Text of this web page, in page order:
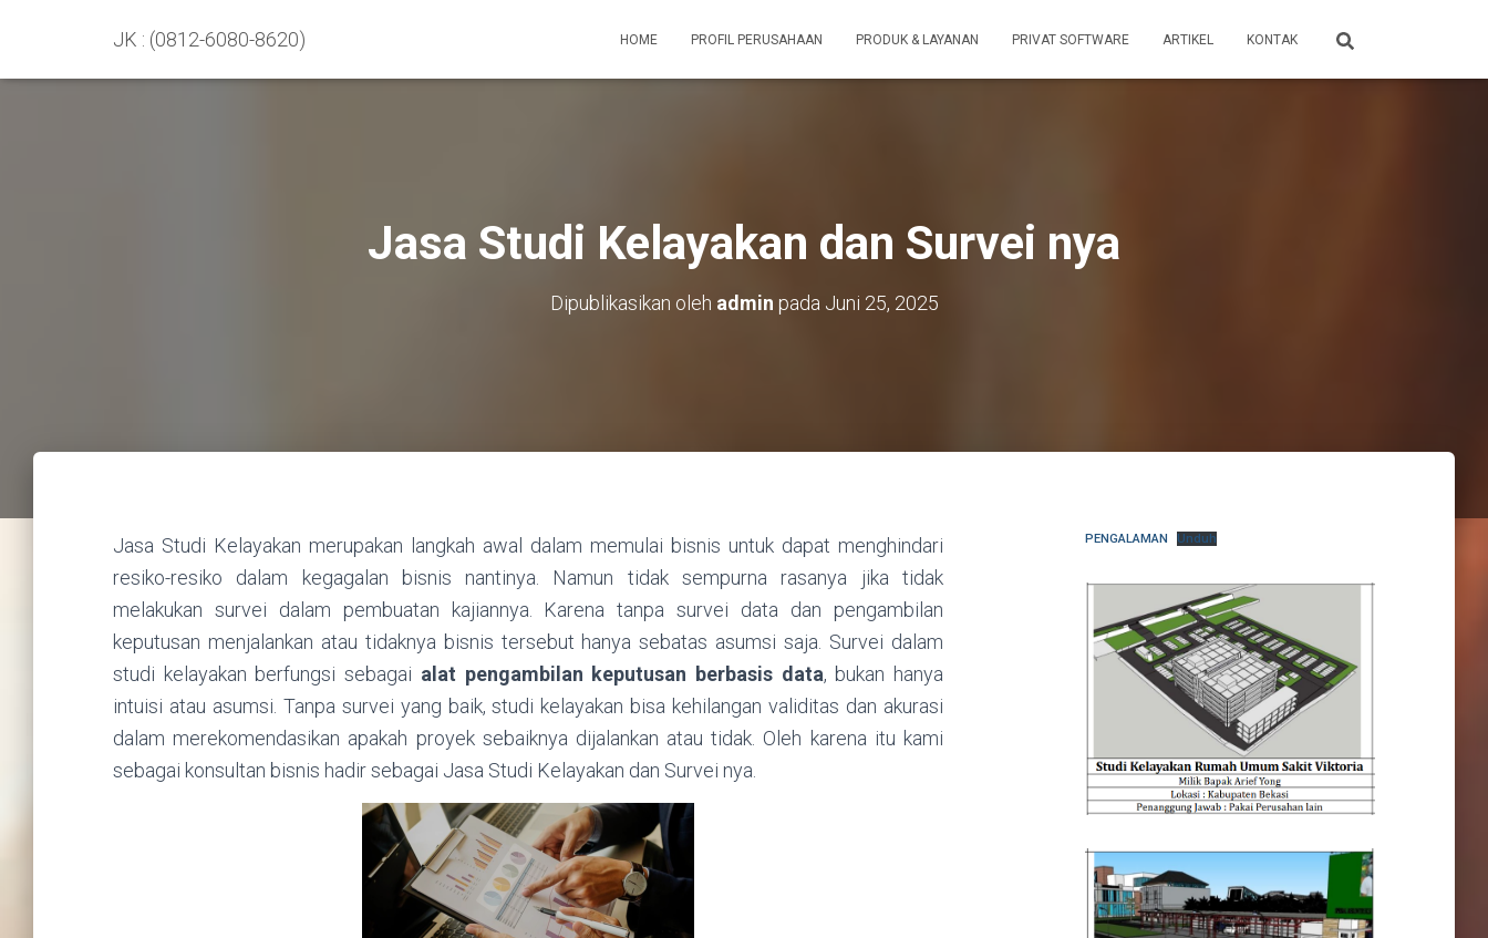
JK : (0812-6080-8620) HOME PROFIL PERUSAHAAN PRODUK & LAYANAN PRIVAT SOFTWARE ARTIKEL KONTAK
Jasa Studi Kelayakan dan Survei nya
Dipublikasikan oleh admin pada Juni 25, 2025
Jasa Studi Kelayakan merupakan langkah awal dalam memulai bisnis untuk dapat menghindari
resiko-resiko dalam kegagalan bisnis nantinya. Namun tidak sempurna rasanya jika tidak
melakukan survei dalam pembuatan kajiannya. Karena tanpa survei data dan pengambilan
keputusan menjalankan atau tidaknya bisnis tersebut hanya sebatas asumsi saja. Survei dalam
studi kelayakan berfungsi sebagai alat pengambilan keputusan berbasis data, bukan hanya
intuisi atau asumsi. Tanpa survei yang baik, studi kelayakan bisa kehilangan validitas dan akurasi
dalam merekomendasikan apakah proyek sebaiknya dijalankan atau tidak. Oleh karena itu kami
sebagai konsultan bisnis hadir sebagai Jasa Studi Kelayakan dan Survei nya.
PENGALAMAN Unduh